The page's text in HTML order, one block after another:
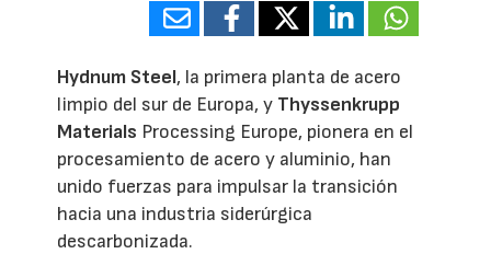
Hydnum Steel, la primera planta de acero
limpio del sur de Europa, y Thyssenkrupp
Materials Processing Europe, pionera en el
procesamiento de acero y aluminio, han
unido fuerzas para impulsar la transición
hacia una industria siderúrgica
descarbonizada.